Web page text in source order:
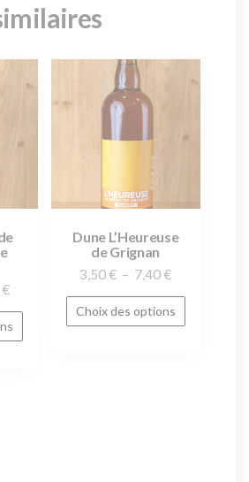
€
Dune L’Heureuse
de Grignan
3,50 € – 7,40 €
Choix des options